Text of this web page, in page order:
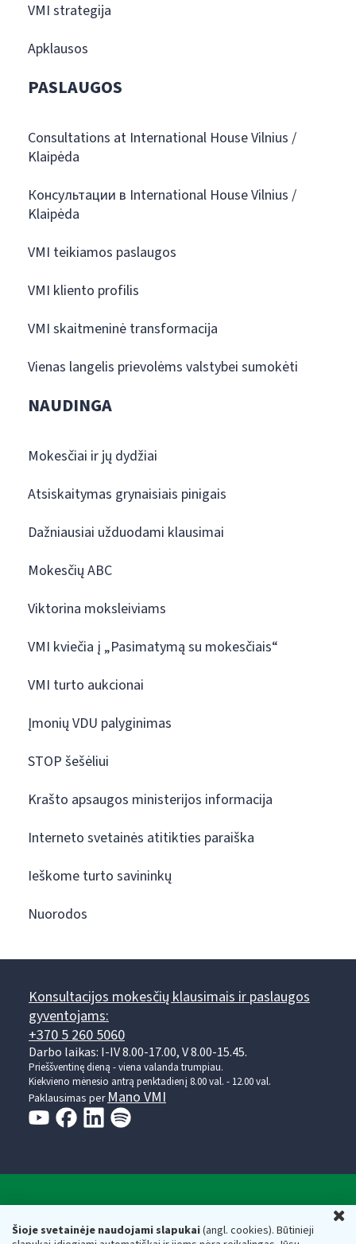
Šioje svetainėje naudojami slapukai(angl. cookies). Būtinieji
VMI strategija
Apklausos
PASLAUGOS
Consultations at International House Vilnius /
Klaipėda
Консультации в International House Vilnius /
Klaipėda
VMI teikiamos paslaugos
VMI kliento profilis
VMI skaitmeninė transformacija
Vienas langelis prievolėms valstybei sumokėti
NAUDINGA
Mokesčiai ir jų dydžiai
Atsiskaitymas grynaisiais pinigais
Dažniausiai užduodami klausimai
Mokesčių ABC
Viktorina moksleiviams
VMI kviečia į „Pasimatymą su mokesčiais“
VMI turto aukcionai
Įmonių VDU palyginimas
STOP šešėliui
Krašto apsaugos ministerijos informacija
Interneto svetainės atitikties paraiška
Ieškome turto savininkų
Nuorodos
Konsultacijos mokesčių klausimais ir paslaugos
gyventojams:
+370 5 260 5060
Darbo laikas: I-IV 8.00-17.00, V 8.00-15.45.
Prieššventinę dieną - viena valanda trumpiau.
Kiekvieno mėnesio antrą penktadienį 8.00 val. - 12.00 val.
Paklausimas perMano VMI
Valstybinė mokesčių inspekcija prie Lietuvos
Respublikos finansų ministerijos